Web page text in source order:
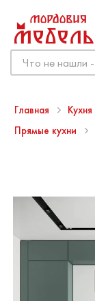
Главная Кухня
Прямые кухни